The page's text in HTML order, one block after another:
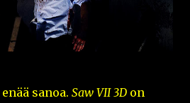
sanoa. Saw VII 3D on